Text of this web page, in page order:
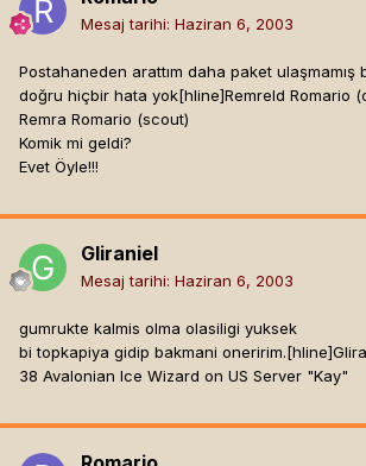
Mesaj tarihi: Haziran 6, 2003
Postahaneden arattım daha paket ulaşmamış
doğru hiçbir hata yok[hline]Remreld Romario
Remra Romario (scout)
Komik mi geldi?
Evet Öyle!!!
Gliraniel
Mesaj tarihi: Haziran 6, 2003
gumrukte kalmis olma olasiligi yuksek
bi topkapiya gidip bakmani oneririm.[hline]
38 Avalonian Ice Wizard on US Server "Kay"